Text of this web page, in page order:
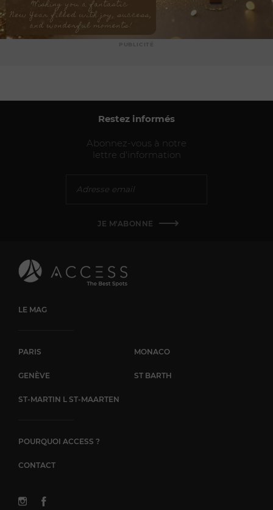
Restez informés
Abonnez-vous à notre
lettre d'information
JE M'ABONNE
LE MAG
PARIS MONACO
GENÈVE ST BARTH
ST-MARTIN L ST-MAARTEN
POURQUOI ACCESS ?
CONTACT